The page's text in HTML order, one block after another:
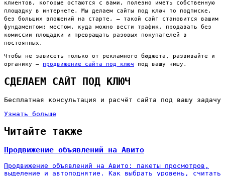
клиентов, которые остаются с вами, полезно иметь собственную
площадку в интернете. Мы делаем сайты под ключ по подписке,
без больших вложений на старте, — такой сайт становится вашим
фундаментом: местом, куда можно вести трафик, продавать без
комиссии площадки и превращать разовых покупателей в
постоянных.
Чтобы не зависеть только от рекламного бюджета, развивайте и
органику — продвижение сайта под ключ под вашу нишу.
СДЕЛАЕМ САЙТ ПОД КЛЮЧ
Бесплатная консультация и расчёт сайта под вашу задачу
Узнать больше
Читайте также
Продвижение объявлений на Авито
Продвижение объявлений на Авито: пакеты просмотров,
выделение и автоподнятие. Как выбрать уровень, считать